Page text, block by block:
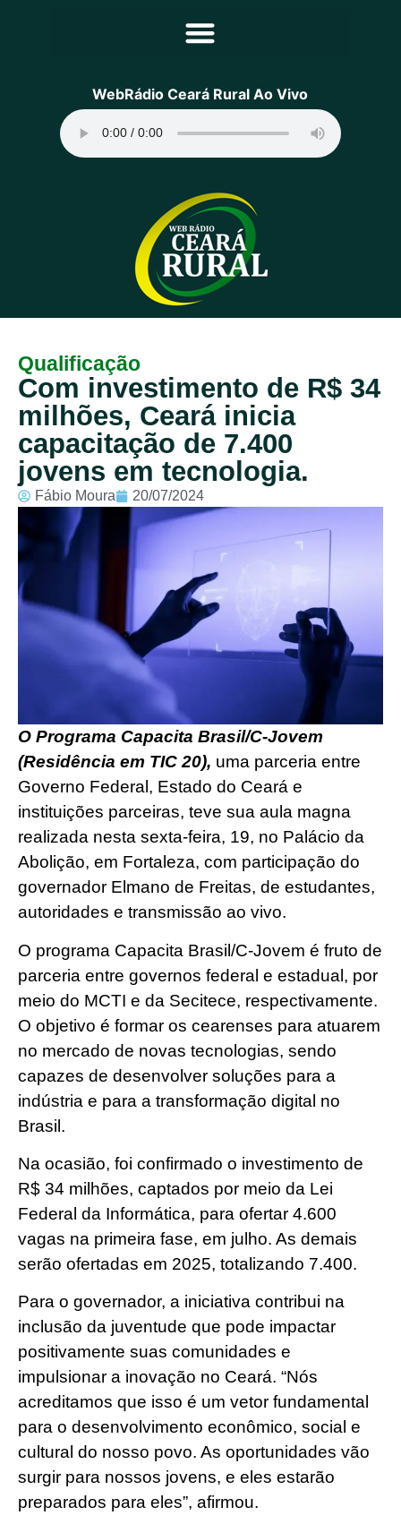
Principal
Programação
Equipe
Contato
Sobre
WebRádio Ceará Rural Ao Vivo
Qualificação
Com investimento de R$ 34
milhões, Ceará inicia
capacitação de 7.400
jovens em tecnologia.
Fábio Moura 20/07/2024
O Programa Capacita Brasil/C-Jovem
(Residência em TIC 20), uma parceria entre
Governo Federal, Estado do Ceará e
instituições parceiras, teve sua aula magna
realizada nesta sexta-feira, 19, no Palácio da
Abolição, em Fortaleza, com participação do
governador Elmano de Freitas, de estudantes,
autoridades e transmissão ao vivo.
O programa Capacita Brasil/C-Jovem é fruto de
parceria entre governos federal e estadual, por
meio do MCTI e da Secitece, respectivamente.
O objetivo é formar os cearenses para atuarem
no mercado de novas tecnologias, sendo
capazes de desenvolver soluções para a
indústria e para a transformação digital no
Brasil.
Na ocasião, foi confirmado o investimento de
R$ 34 milhões, captados por meio da Lei
Federal da Informática, para ofertar 4.600
vagas na primeira fase, em julho. As demais
serão ofertadas em 2025, totalizando 7.400.
Para o governador, a iniciativa contribui na
inclusão da juventude que pode impactar
positivamente suas comunidades e
impulsionar a inovação no Ceará. “Nós
acreditamos que isso é um vetor fundamental
para o desenvolvimento econômico, social e
cultural do nosso povo. As oportunidades vão
surgir para nossos jovens, e eles estarão
preparados para eles”, afirmou.